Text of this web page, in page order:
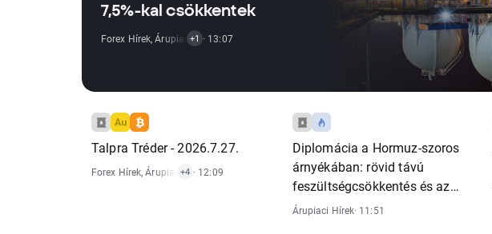
7,5%-kal csökkentek
Forex Hírek,Árupiaci Hírek
+1 · 13:07
Talpra Tréder - 2026.7.27.
Forex Hírek,Árupiaci Hírek,Tőzsdeindex Hírek ,Technikai Elemzés,Részvénypiaci Hírek
+4 · 12:09
Diplomácia a Hormuz-szoros
árnyékában: rövid távú
feszültségcsökkentés és az
olaj- és gázellátás strukturális
Árupiaci Hírek· 11:51